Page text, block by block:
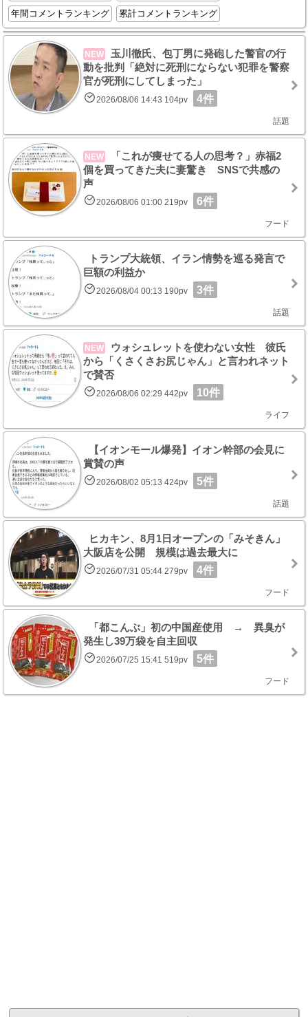
年間コメントランキング
累計コメントランキング
NEW
玉川徹氏、包丁男に発砲した警官の行
動を批判「絶対に死刑にならない犯罪を警察
官が死刑にしてしまった」
2026/08/06 14:43 104pv 4件
話題
NEW
「これが痩せてる人の思考？」赤福2
個を買ってきた夫に妻驚き SNSで共感の
声
2026/08/06 01:00 219pv 6件
フード
トランプ大統領、イラン情勢を巡る発言で
巨額の利益か
2026/08/04 00:13 190pv 3件
話題
NEW
ウォシュレットを使わない女性 彼氏
から「くさくさお尻じゃん」と言われネット
で賛否
2026/08/06 02:29 442pv 10件
ライフ
【イオンモール爆発】イオン幹部の会見に
賞賛の声
2026/08/02 05:13 424pv 5件
話題
ヒカキン、8月1日オープンの「みそきん」
大阪店を公開 規模は過去最大に
2026/07/31 05:44 279pv 4件
フード
「都こんぶ」初の中国産使用 → 異臭が
発生し39万袋を自主回収
2026/07/25 15:41 519pv 5件
フード